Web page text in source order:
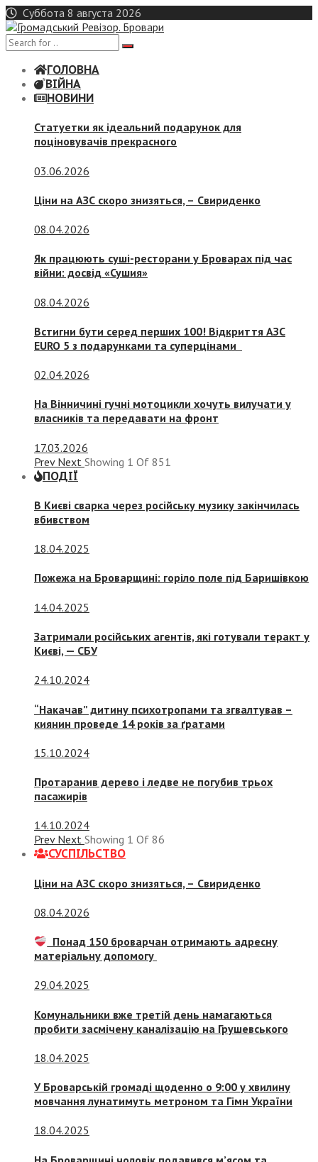
Skip
to
content
Суббота 8 августа 2026
ГОЛОВНА
ВІЙНА
НОВИНИ
Статуетки як ідеальний подарунок для
поціновувачів прекрасного
03.06.2026
Ціни на АЗС скоро знизяться, – Свириденко
08.04.2026
Як працюють суші-ресторани у Броварах під час
війни: досвід «Сушия»
08.04.2026
Встигни бути серед перших 100! Відкриття АЗС
EURO 5 з подарунками та суперцінами
02.04.2026
На Вінничині гучні мотоцикли хочуть вилучати у
власників та передавати на фронт
17.03.2026
Prev Next Showing 1 Of 851
ПОДІЇ
В Києві сварка через російську музику закінчилась
вбивством
18.04.2025
Пожежа на Броварщині: горіло поле під Баришівкою
14.04.2025
Затримали російських агентів, які готували теракт у
Києві, — СБУ
24.10.2024
“Накачав” дитину психотропами та згвалтував –
киянин проведе 14 років за ґратами
15.10.2024
Протаранив дерево і ледве не погубив трьох
пасажирів
14.10.2024
Prev Next Showing 1 Of 86
СУСПIЛЬСТВО
Ціни на АЗС скоро знизяться, – Свириденко
08.04.2026
Понад 150 броварчан отримають адресну
матеріальну допомогу
29.04.2025
Комунальники вже третій день намагаються
пробити засмічену каналізацію на Грушевського
18.04.2025
У Броварській громаді щоденно о 9:00 у хвилину
мовчання лунатимуть метроном та Гімн України
18.04.2025